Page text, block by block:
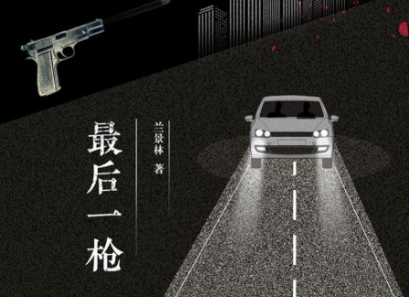
3C家電 運動休閒 親子玩具
女裝 男裝 化妝保養 情趣用品
日本購物 電子/紙本書
HOT